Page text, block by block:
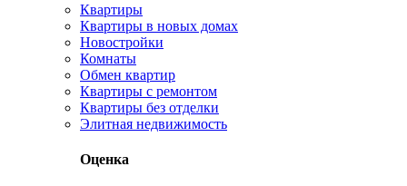
Квартиры
Квартиры в новых домах
Новостройки
Комнаты
Обмен квартир
Квартиры с ремонтом
Квартиры без отделки
Элитная недвижимость
Оценка